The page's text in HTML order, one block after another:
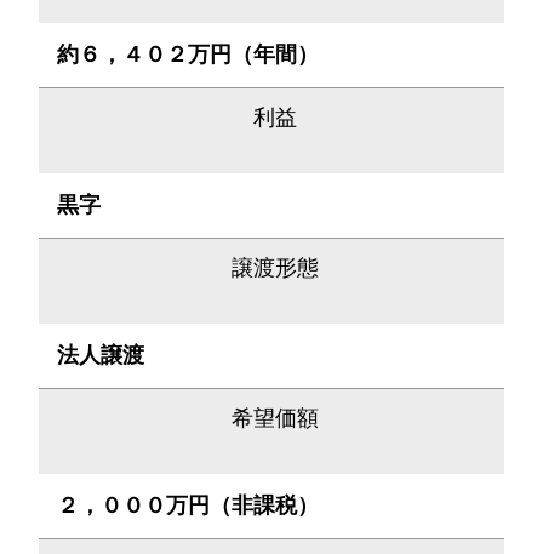
約６，４０２万円（年間）
利益
黒字
譲渡形態
法人譲渡
希望価額
２，０００万円（非課税）